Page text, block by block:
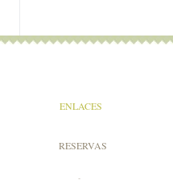
ENLACES
RESERVAS